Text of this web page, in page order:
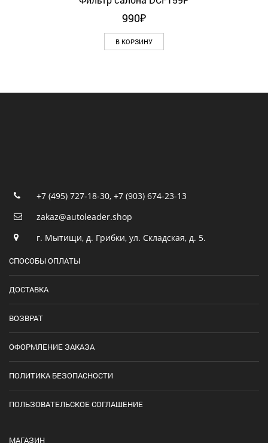
990₽
В КОРЗИНУ
+7 (495) 727-18-30, +7 (903) 674-23-13
zakaz@autoleader.shop
г. Мытищи, д. Грибки, ул. Складская, д. 5.
СПОСОБЫ ОПЛАТЫ
ДОСТАВКА
ВОЗВРАТ
ОФОРМЛЕНИЕ ЗАКАЗА
ПОЛИТИКА БЕЗОПАСНОСТИ
ПОЛЬЗОВАТЕЛЬСКОЕ СОГЛАШЕНИЕ
МАГАЗИН